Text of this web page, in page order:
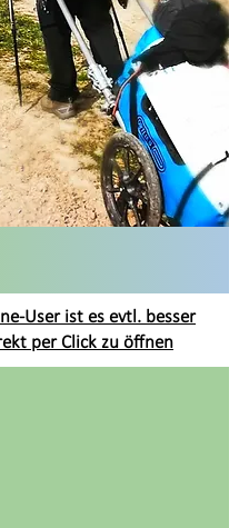
User ist es evtl. besser
per Click zu öffnen